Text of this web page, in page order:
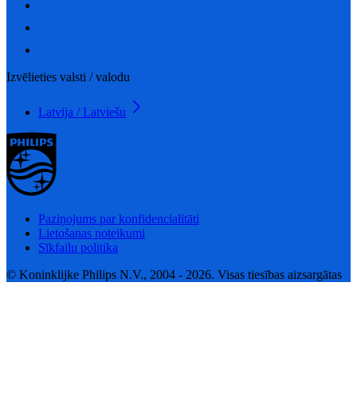
Izvēlieties valsti / valodu
Latvija / Latviešu
Paziņojums par konfidencialitāti
Lietošanas noteikumi
Sīkfailu politika
© Koninklijke Philips N.V., 2004 - 2026. Visas tiesības aizsargātas